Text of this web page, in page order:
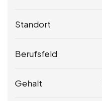
Standort
Berufsfeld
Gehalt